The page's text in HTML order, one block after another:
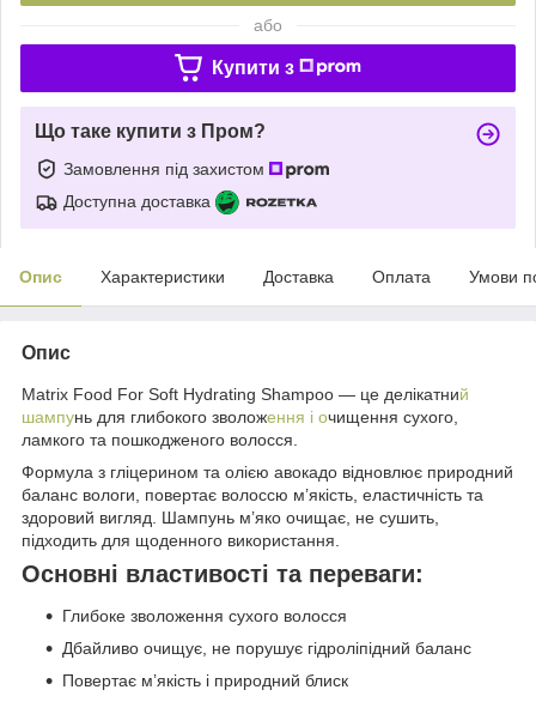
або
Купити з
Що таке купити з Пром?
Замовлення під захистом
Доступна доставка
Опис Характеристики Доставка Оплата Умови
Опис
Matrix Food For Soft Hydrating Shampoo — це делікатний
шампунь для глибокого зволоження і очищення сухого,
ламкого та пошкодженого волосся.
Формула з гліцерином та олією авокадо відновлює природний
баланс вологи, повертає волоссю м’якість, еластичність та
здоровий вигляд. Шампунь м’яко очищає, не сушить,
підходить для щоденного використання.
Основні властивості та переваги:
Глибоке зволоження сухого волосся
Дбайливо очищує, не порушує гідроліпідний баланс
Повертає м’якість і природний блиск